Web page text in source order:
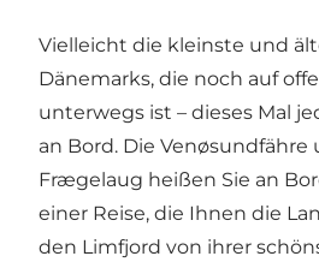
Vielleicht die kleinste und
Dänemarks, die noch auf
unterwegs ist – dieses Mal
an Bord. Die Venøsundfähre
Frægelaug heißen Sie an
einer Reise, die Ihnen die
den Limfjord von ihrer